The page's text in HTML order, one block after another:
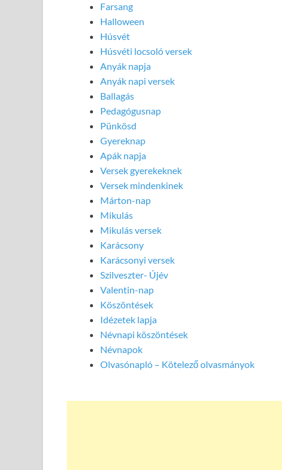
Farsang
Halloween
Húsvét
Húsvéti locsoló versek
Anyák napja
Anyák napi versek
Ballagás
Pedagógusnap
Pünkösd
Gyereknap
Apák napja
Versek gyerekeknek
Versek mindenkinek
Márton-nap
Mikulás
Mikulás versek
Karácsony
Karácsonyi versek
Szilveszter- Újév
Valentin-nap
Köszöntések
Idézetek lapja
Névnapi köszöntések
Névnapok
Olvasónapló – Kötelező olvasmányok